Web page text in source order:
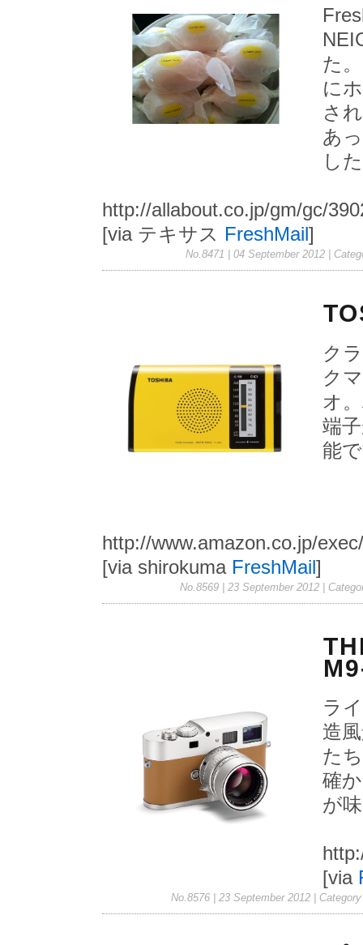
た
に
さ
あ
し
http://allabout.co.jp/gm/gc/
[via テキサス FreshMail ]
No.8471 | 04 September 2012 |
ク
ク
オ
端
能
http://www.amazon.co.jp/
[via shirokuma FreshMail]
No.8569 | 23 September 2012 |
ラ
造
た
確
が
[via
No.8576 | 23 September 2012 |